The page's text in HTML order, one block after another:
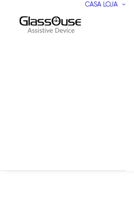
CASA LOJA